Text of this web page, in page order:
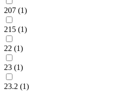
207 (1)
215 (1)
22 (1)
23 (1)
23.2 (1)